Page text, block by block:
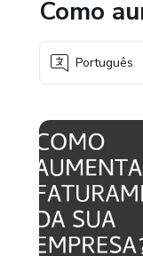
Como
Português